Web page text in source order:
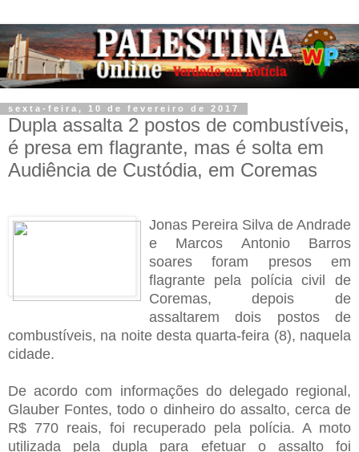
sexta-feira, 10 de fevereiro de 2017
Dupla assalta 2 postos de combustíveis,
é presa em flagrante, mas é solta em
Audiência de Custódia, em Coremas
Jonas Pereira Silva de Andrade
e Marcos Antonio Barros
soares foram presos em
flagrante pela polícia civil de
Coremas, depois de
assaltarem dois postos de
combustíveis, na noite desta quarta-feira (8), naquela
cidade.
De acordo com informações do delegado regional,
Glauber Fontes, todo o dinheiro do assalto, cerca de
R$ 770 reais, foi recuperado pela polícia. A moto
utilizada pela dupla para efetuar o assalto foi